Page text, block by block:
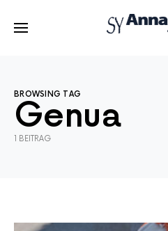
BROWSING TAG
Genua
1 BEITRAG